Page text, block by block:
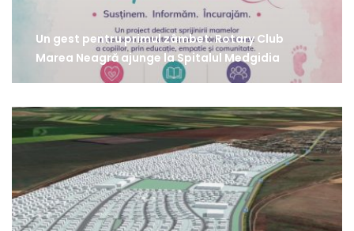
Un gest pentru primul zâmbet: Rotary Club
Marea Neagră ajunge la Spitalul Medgidia